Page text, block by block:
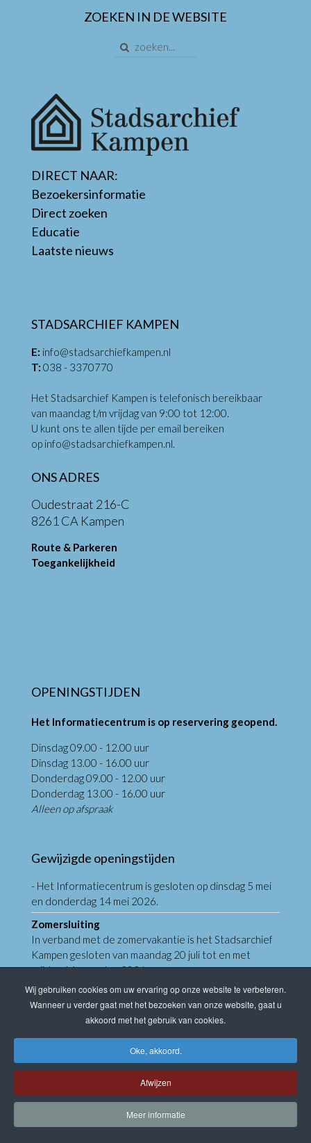
ZOEKEN IN DE WEBSITE
DIRECT NAAR:
Bezoekersinformatie
Direct zoeken
Educatie
Laatste nieuws
STADSARCHIEF KAMPEN
E: info@stadsarchiefkampen.nl
T: 038 - 3370770
Het Stadsarchief Kampen is telefonisch bereikbaar
van maandag t/m vrijdag van 9:00 tot 12:00.
U kunt ons te allen tijde per email bereiken
op info@stadsarchiefkampen.nl.
ONS ADRES
Oudestraat 216-C
8261 CA Kampen
Route & Parkeren
Toegankelijkheid
OPENINGSTIJDEN
Het Informatiecentrum is op reservering geopend.
Dinsdag 09.00 - 12.00 uur
Dinsdag 13.00 - 16.00 uur
Donderdag 09.00 - 12.00 uur
Donderdag 13.00 - 16.00 uur
Alleen op afspraak
Gewijzigde openingstijden
- Het Informatiecentrum is gesloten op dinsdag 5 mei
en donderdag 14 mei 2026.
Zomersluiting
In verband met de zomervakantie is het Stadsarchief
Kampen gesloten van maandag 20 juli tot en met
vrijdag 14 augustus 2026.
De sluiting betreft zowel de digitale dienstverlening
als een bezoek aan het Informatiecentrum.
Vanaf dinsdag 18 augustus starten we met het
beantwoorden van de binnengekomen vragen per e-
Het Informatiecentrum is dan ook weer op afspraak
Wij gebruiken cookies om uw ervaring op onze website te verbeteren.
Wanneer u verder gaat met het bezoeken van onze website, gaat u
akkoord met het gebruik van cookies.
Oke, akkoord.
Afwijzen
Meer informatie